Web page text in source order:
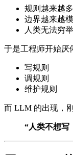
规则越来越多
边界越来越
人类无法穷
于是工程师开始厌
写规则
调规则
维护规则
而 LLM 的出现，
“人类不想写